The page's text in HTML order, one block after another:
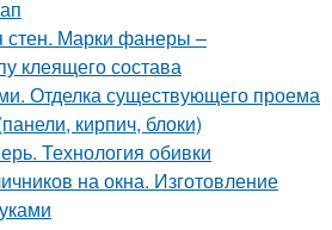
Марки фанеры –
клеящего состава
Отделка существующего проема
кирпич, блоки)
Технология обивки
на окна. Изготовление